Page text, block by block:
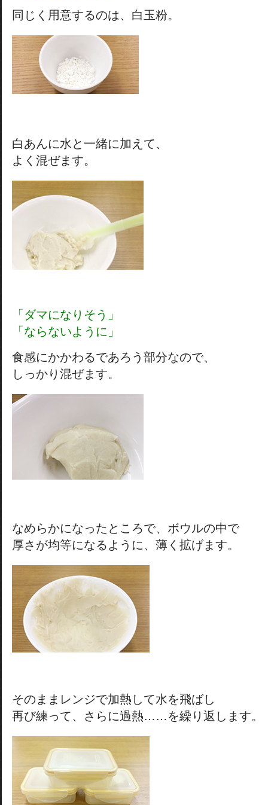
同じく用意するのは、白玉粉。
白あんに水と一緒に加えて、
よく混ぜます。
「ダマになりそう」
「ならないように」
食感にかかわるであろう部分なので、
しっかり混ぜます。
なめらかになったところで、ボウルの中で
厚さが均等になるように、薄く拡げます。
そのままレンジで加熱して水を飛ばし
再び練って、さらに過熱……を繰り返します。